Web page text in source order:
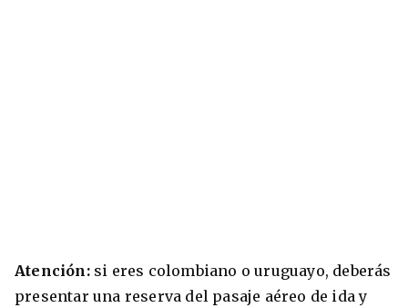
Atención: si eres colombiano o uruguayo, deberás
presentar una reserva del pasaje aéreo de ida y